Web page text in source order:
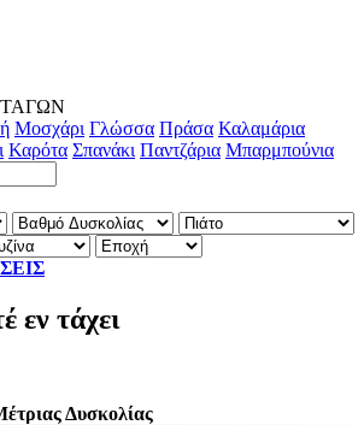
Μοσχάρι Γλώσσα Πράσα Καλαμάρια
Καρότα Σπανάκι Παντζάρια Μπαρμπούνια
εν τάχει
Δυσκολίας